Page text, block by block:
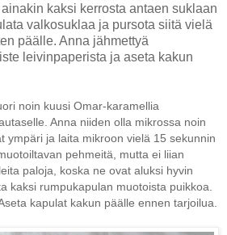
kaksi kerrosta antaen suklaan
valkosuklaa ja pursota siitä vielä
päälle. Anna jähmettyä
leivinpaperista ja aseta kakun
noin kuusi Omar-karamellia
Anna niiden olla mikrossa noin
ympäri ja laita mikroon vielä 15 sekunnin
pehmeitä, mutta ei liian
paloja, koska ne ovat aluksi hyvin
kaksi rumpukapulan muotoista puikkoa.
kapulat kakun päälle ennen tarjoilua.